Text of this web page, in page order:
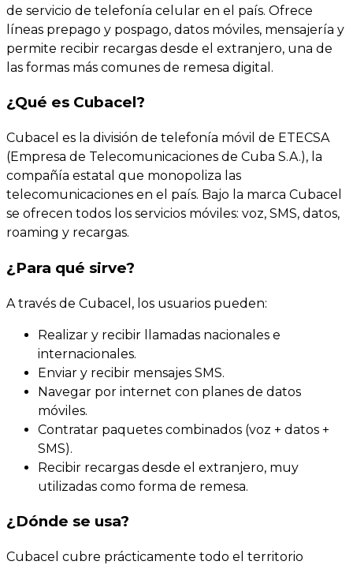
de servicio de telefonía celular en el país. Ofrece
líneas prepago y pospago, datos móviles, mensajería y
permite recibir recargas desde el extranjero, una de
las formas más comunes de remesa digital.
¿Qué es Cubacel?
Cubacel es la división de telefonía móvil de ETECSA
(Empresa de Telecomunicaciones de Cuba S.A.), la
compañía estatal que monopoliza las
telecomunicaciones en el país. Bajo la marca Cubacel
se ofrecen todos los servicios móviles: voz, SMS, datos,
roaming y recargas.
¿Para qué sirve?
A través de Cubacel, los usuarios pueden:
Realizar y recibir llamadas nacionales e
internacionales.
Enviar y recibir mensajes SMS.
Navegar por internet con planes de datos
móviles.
Contratar paquetes combinados (voz + datos +
SMS).
Recibir recargas desde el extranjero, muy
utilizadas como forma de remesa.
¿Dónde se usa?
Cubacel cubre prácticamente todo el territorio